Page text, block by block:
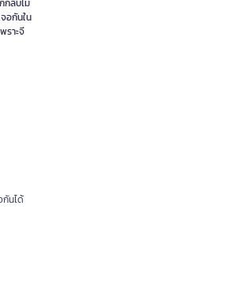
กลับไม่
อกันใน
ราะจี
กันได้